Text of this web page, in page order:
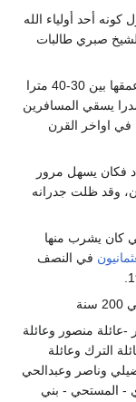
كونه أحد أولياء الله
صبري طالبات
بئر المحجرة- هي بئر مربعة الشكل، يتراوح عمقها بين 30-40 مترا
يسقي المسافرين
في اواخر القرن
فكان يسهل مرور
وقد ظلت جدرانه
كان يشرب منها
في النصف
-عائلة منصور وعائلة
الترك وعائلة
وناصر وعبدالحي
- المستحي - بني